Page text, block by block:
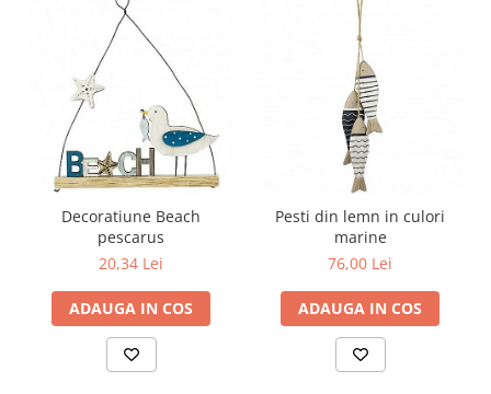
Decoratiune Beach
pescarus
20,34 Lei
ADAUGA IN COS
Pesti din lemn in culori
marine
76,00 Lei
ADAUGA IN COS